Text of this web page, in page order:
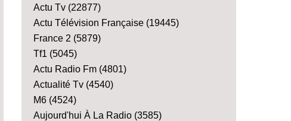
Actu Tv (22877)
Actu Télévision Française (19445)
France 2 (5879)
Tf1 (5045)
Actu Radio Fm (4801)
Actualité Tv (4540)
M6 (4524)
Aujourd'hui À La Radio (3585)